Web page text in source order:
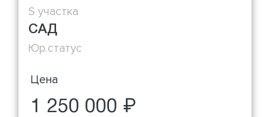
S участка
САД
Юр.статус
Цена
1 250 000 ₽